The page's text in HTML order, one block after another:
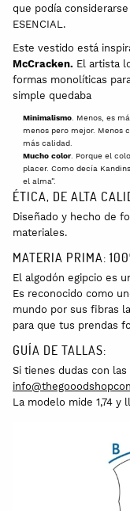
que podía
ESENCIAL.
Este vestido está
McCracken. El artista
formas monolíticas
simple quedaba
Minimalismo. Menos, es
menos pero mejor. Menos
más calidad.
Mucho color. Porque el
placer. Como decía
el alma”.
ÉTICA, DE ALTA
Diseñado y hecho de
materiales.
MATERIA PRIMA:
El algodón egipcio es
Es reconocido como
mundo por sus fibras
para que tus prendas
GUÍA DE TALLAS:
Si tienes dudas con
La modelo mide 1,74 y